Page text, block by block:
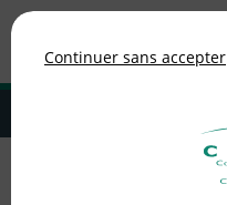
MENUContinuer sans accepter